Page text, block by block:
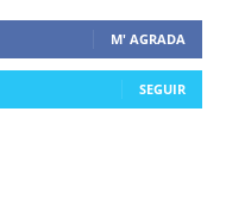
M' AGRADA
SEGUIR